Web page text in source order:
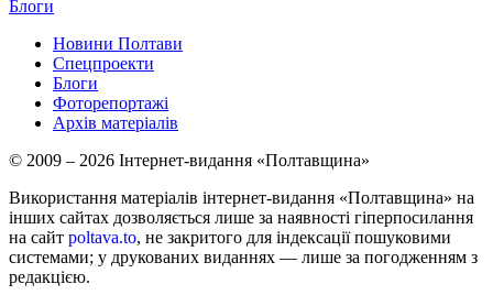
Блоги
Новини Полтави
Спецпроекти
Блоги
Фоторепортажі
Архів матеріалів
© 2009 – 2026 Інтернет-видання «Полтавщина»
Використання матеріалів інтернет-видання «Полтавщина» на
інших сайтах дозволяється лише за наявності гіперпосилання
на сайт poltava.to, не закритого для індексації пошуковими
системами; у друкованих виданнях — лише за погодженням з
редакцією.